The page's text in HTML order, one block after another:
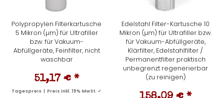
Polypropylen Filterkartusche
5 Mikron (µm) für Ultrafiller
bzw. für Vakuum-
Abfüllgeräte, Feinfilter, nicht
waschbar
51,17 € *
Tagespreis | Preis inkl. 19% MwSt. ✓
Edelstahl Filter-Kartusche 10
Mikron (µm) für Ultrafiller bzw.
für Vakuum-Abfüllgeräte,
Klärfilter, Edelstahlfilter /
Permanentfilter praktisch
unbegrenzt regenerierbar
(zu reinigen)